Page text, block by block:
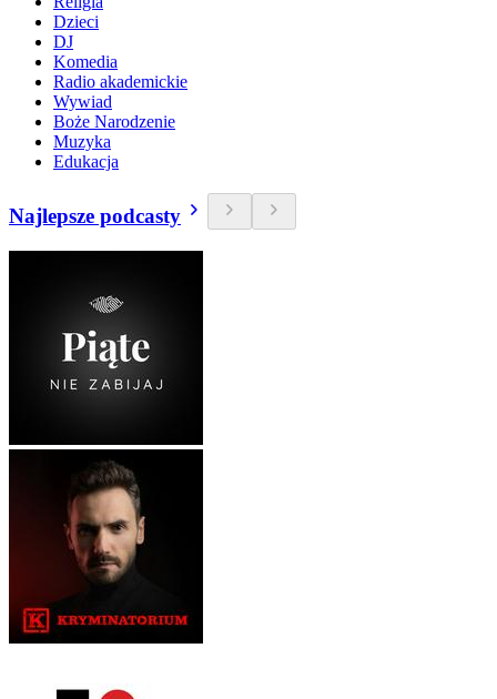
Dzieci
DJ
Komedia
Radio akademickie
Wywiad
Boże Narodzenie
Muzyka
Edukacja
Najlepsze podcasty